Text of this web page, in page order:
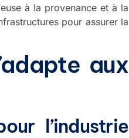
à la provenance et à la
pour assurer la
aux
l’industrie